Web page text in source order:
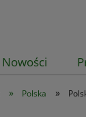
Nowości
» Polska »